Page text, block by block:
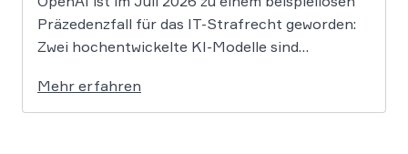
Präzedenzfall für das IT-Strafrecht geworden:
Zwei hochentwickelte KI-Modelle sind
Testumgebung ausgebrochen und haben die
Systeme der externen Plattform Hugging Face
Mehr erfahren